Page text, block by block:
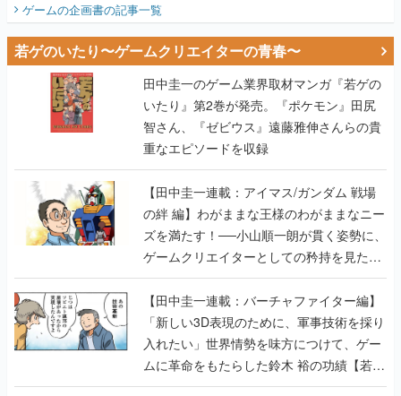
ゲームの企画書の記事一覧
若ゲのいたり〜ゲームクリエイターの青春〜
田中圭一のゲーム業界取材マンガ『若ゲの
いたり』第2巻が発売。『ポケモン』田尻
智さん、『ゼビウス』遠藤雅伸さんらの貴
重なエピソードを収録
【田中圭一連載：アイマス/ガンダム 戦場
の絆 編】わがままな王様のわがままなニー
ズを満たす！──小山順一朗が貫く姿勢に、
ゲームクリエイターとしての矜持を見た
【若ゲのいたり最終回】
【田中圭一連載：バーチャファイター編】
「新しい3D表現のために、軍事技術を採り
入れたい」世界情勢を味方につけて、ゲー
ムに革命をもたらした鈴木 裕の功績【若ゲ
のいたり】